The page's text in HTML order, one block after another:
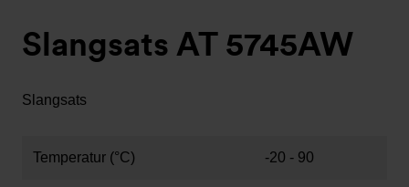
Slangsats AT 5745AW
Slangsats
Temperatur (°C) -20 - 90